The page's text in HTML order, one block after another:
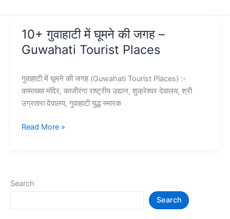
10+ गुवाहाटी में घूमने की जगह –
Guwahati Tourist Places
गुवाहाटी में घूमने की जगह (Guwahati Tourist Places) :-
कामाख्या मंदिर, काजीरंगा राष्ट्रीय उद्यान, शुक्रेश्वर देवालय, श्री
उग्रतारा देवालय, गुवाहाटी युद्ध स्मारक
10+
जगह
Read More »
Search
Search